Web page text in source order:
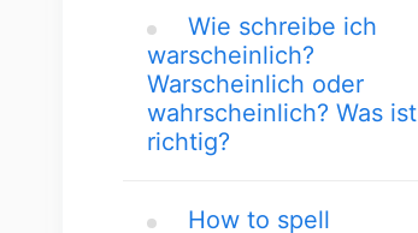
Wie schreibe ich
warscheinlich?
Warscheinlich oder
wahrscheinlich? Was ist
richtig?
How to spell